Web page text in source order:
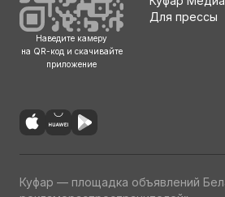
Наведите камеру
на QR-код и скачивайте
приложение
Для прессы
Куфар — площадка объявлений